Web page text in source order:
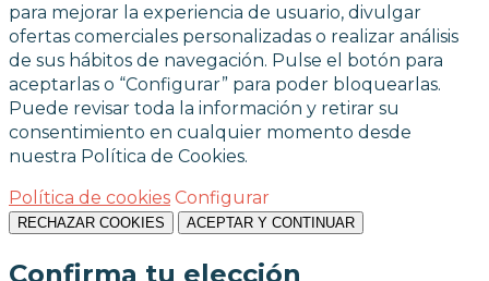
para mejorar la experiencia de usuario, divulgar
ofertas comerciales personalizadas o realizar análisis
de sus hábitos de navegación. Pulse el botón para
aceptarlas o “Configurar” para poder bloquearlas.
Puede revisar toda la información y retirar su
consentimiento en cualquier momento desde
nuestra Política de Cookies.
Política de cookies Configurar
RECHAZAR COOKIES ACEPTAR Y CONTINUAR
Confirma tu elección